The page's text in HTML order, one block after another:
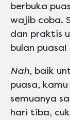
berbuka
wajib coba.
dan praktis
bulan puasa!
Nah, baik
puasa,
semuanya
hari tiba,